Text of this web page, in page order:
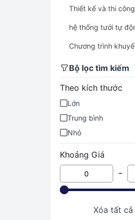
Thiết kế và thi công
hệ thống tưới tự
Chương trình
Cây quà tặng - khai
Cây xanh văn
thất
Cây cảnh
Cây xanh công
mát
Bộ lọc tìm kiếm
Theo kích thước
Lớn
Trung bình
Nhỏ
Khoảng Giá
-
Xóa tất cả